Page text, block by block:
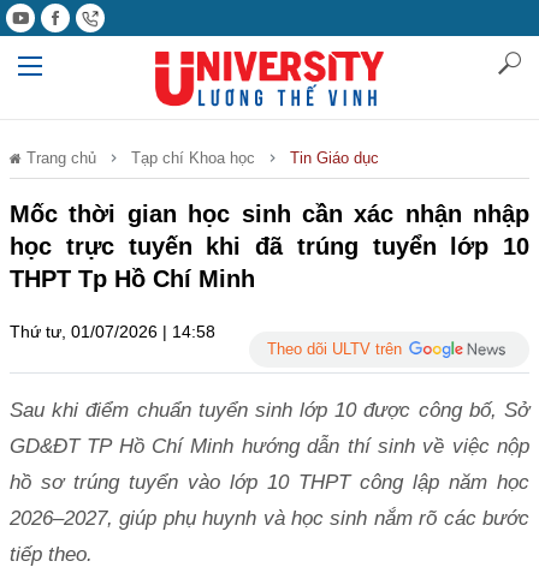
Trang chủ Tạp chí Khoa học Tin Giáo dục
Mốc thời gian học sinh cần xác nhận nhập
học trực tuyến khi đã trúng tuyển lớp 10
THPT Tp Hồ Chí Minh
Thứ tư, 01/07/2026 | 14:58
Theo dõi ULTV trên
Sau khi điểm chuẩn tuyển sinh lớp 10 được công bố, Sở
GD&ĐT TP Hồ Chí Minh hướng dẫn thí sinh về việc nộp
hồ sơ trúng tuyển vào lớp 10 THPT công lập năm học
2026–2027, giúp phụ huynh và học sinh nắm rõ các bước
tiếp theo.